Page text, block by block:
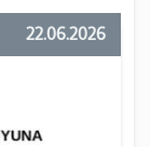
22.06.2026